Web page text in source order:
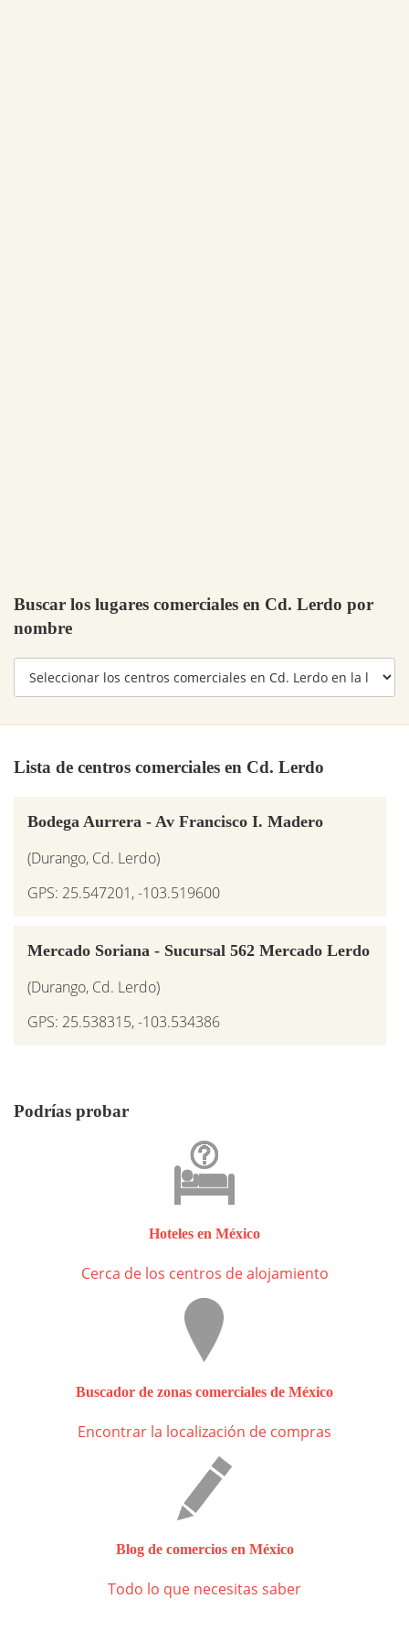
Buscar los lugares comerciales en Cd. Lerdo por
nombre
Lista de centros comerciales en Cd. Lerdo
Bodega Aurrera - Av Francisco I. Madero
(Durango, Cd. Lerdo)
GPS: 25.547201, -103.519600
Mercado Soriana - Sucursal 562 Mercado Lerdo
(Durango, Cd. Lerdo)
GPS: 25.538315, -103.534386
Podrías probar
Hoteles en México
Cerca de los centros de alojamiento
Buscador de zonas comerciales de México
Encontrar la localización de compras
Blog de comercios en México
Todo lo que necesitas saber